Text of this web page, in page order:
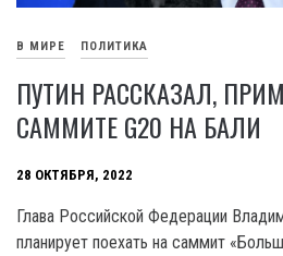
В МИРЕ ПОЛИТИКА
ПУТИН РАССКАЗАЛ,
САММИТЕ G20 НА БАЛИ
28 ОКТЯБРЯ, 2022
Глава Российской Федерации
планирует поехать на саммит